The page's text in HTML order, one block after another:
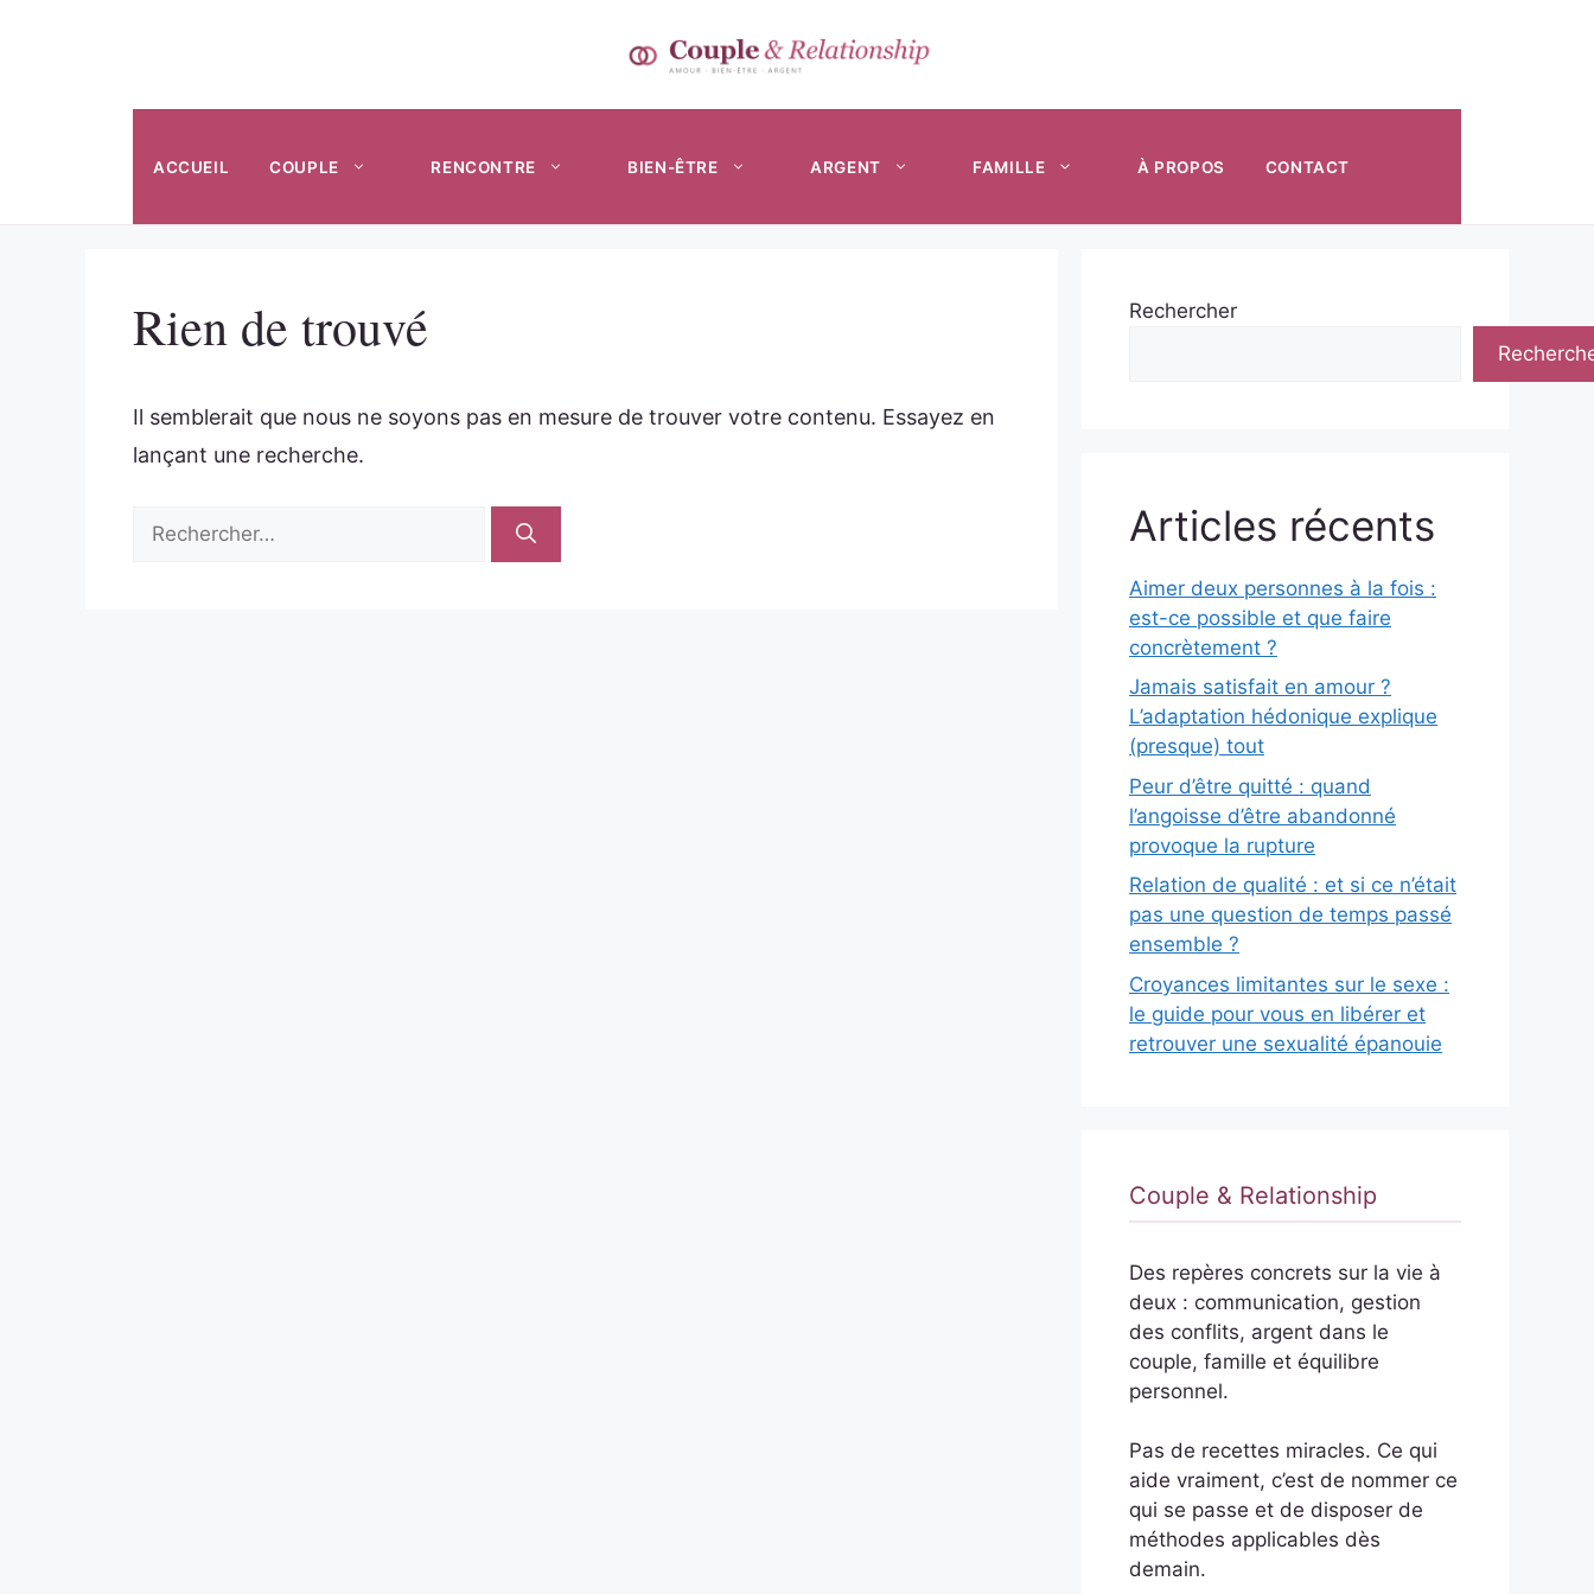
ACCUEIL COUPLE RENCONTRE BIEN-ÊTRE ARGENT FAMILLE À PROPOS CONTACT
Rien de trouvé
Il semblerait que nous ne soyons pas en mesure de trouver votre contenu. Essayez en
lançant une recherche.
Rechercher :
Rechercher
Articles récents
Aimer deux personnes à la fois :
est-ce possible et que faire
concrètement ?
Jamais satisfait en amour ?
L’adaptation hédonique explique
(presque) tout
Peur d’être quitté : quand
l’angoisse d’être abandonné
provoque la rupture
Relation de qualité : et si ce n’était
pas une question de temps passé
ensemble ?
Croyances limitantes sur le sexe :
le guide pour vous en libérer et
retrouver une sexualité épanouie
Couple & Relationship
Des repères concrets sur la vie à
deux : communication, gestion
des conflits, argent dans le
couple, famille et équilibre
personnel.
Pas de recettes miracles. Ce qui
aide vraiment, c’est de nommer ce
qui se passe et de disposer de
méthodes applicables dès
demain.